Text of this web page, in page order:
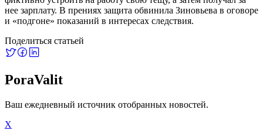
нее зарплату. В прениях защита обвинила Зиновьева в оговоре
и «подгоне» показаний в интересах следствия.
Поделиться статьей
PoraValit
Ваш ежедневный источник отобранных новостей.
X